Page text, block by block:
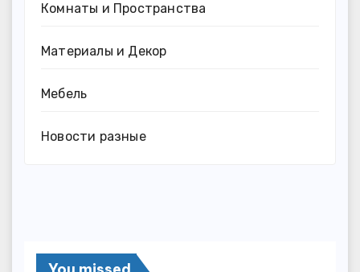
Комнаты и Пространства
Материалы и Декор
Мебель
Новости разные